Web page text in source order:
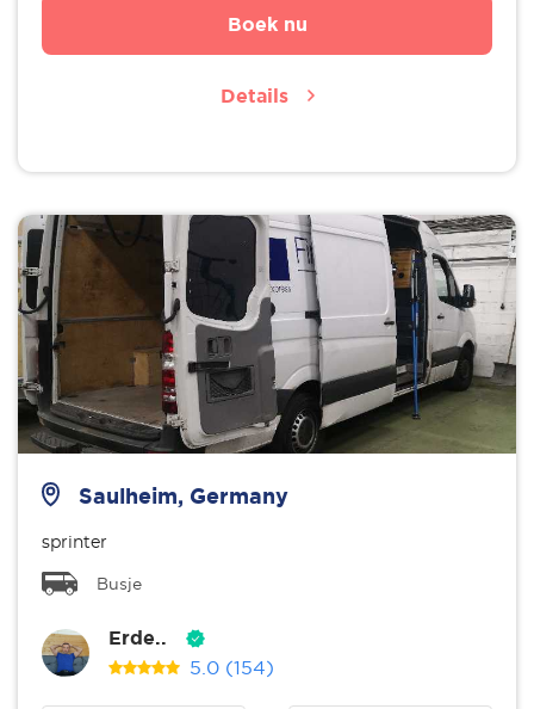
Boek nu
Details
Saulheim, Germany
sprinter
Busje
Erde..
5.0 (154)